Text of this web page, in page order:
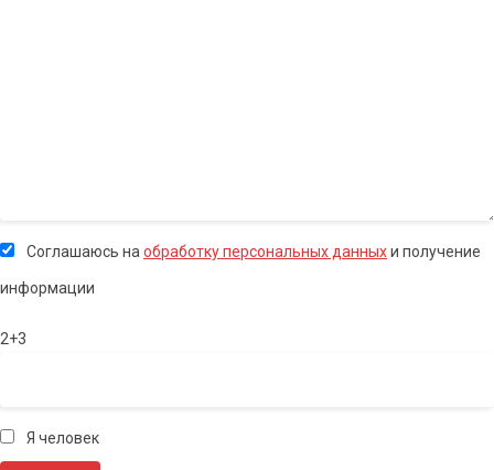
Соглашаюсь на обработку персональных данныхи получение
информации
2+3
Я человек